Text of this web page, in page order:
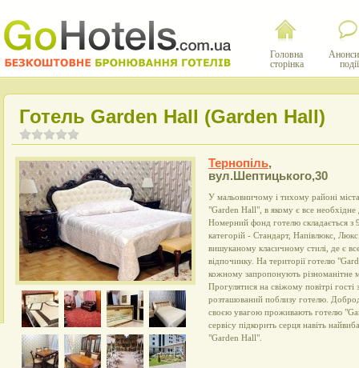
Головна
сторінка
події
Готель Garden Hall (Garden Hall)
Тернопіль,
вул.Шептицького,30
У мальовничому і тихому районі
"Garden Hall", в якому є все необхідне
Номерний фонд готелю складається з
категорій - Стандарт, Напівлюкс,
вишуканому класичному стилі, де є
відпочинку. На території готелю
кожному запропонують різноманітне
Прогулятися на свіжому повітрі
розташований поблизу готелю.
своєю увагою проживають готелю
сервісу підкорить серця навіть
"Garden Hall".